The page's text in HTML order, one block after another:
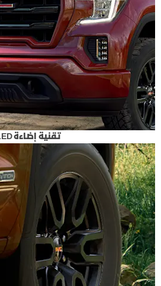
تقنية إضاءة LED